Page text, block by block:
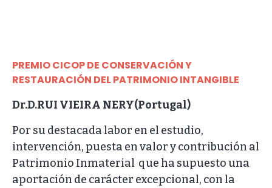
PREMIO CICOP DE CONSERVACIÓN Y
RESTAURACIÓN DEL PATRIMONIO INTANGIBLE
Dr.D.RUI VIEIRA NERY(Portugal)
Por su destacada labor en el estudio,
intervención, puesta en valor y contribución al
Patrimonio Inmaterial que ha supuesto una
aportación de carácter excepcional, con la